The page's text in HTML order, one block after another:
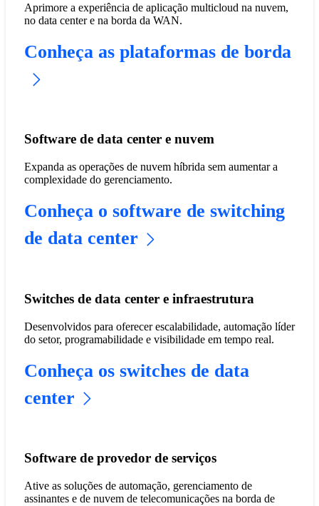
Aprimore a experiência de aplicação multicloud na nuvem,
no data center e na borda da WAN.
Conheça as plataformas de borda
Software de data center e nuvem
Expanda as operações de nuvem híbrida sem aumentar a
complexidade do gerenciamento.
Conheça o software de switching
de data center
Switches de data center e infraestrutura
Desenvolvidos para oferecer escalabilidade, automação líder
do setor, programabilidade e visibilidade em tempo real.
Conheça os switches de data
center
Software de provedor de serviços
Ative as soluções de automação, gerenciamento de
assinantes e de nuvem de telecomunicações na borda de